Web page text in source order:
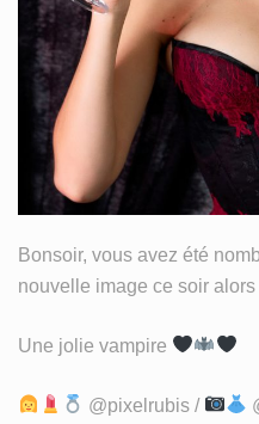
MY LIFE
TISSU
WIP
Bonsoir, vous avez été
nouvelle image ce soir
Une jolie vampire
@pixelrubis /